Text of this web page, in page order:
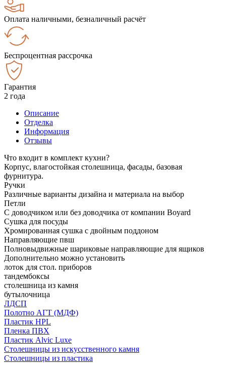
Оплата наличными, безналичный расчёт
Беспроцентная рассрочка
Гарантия
2 года
Описание
Отделка
Информация
Отзывы
Что входит в комплект кухни?
Корпус, влагостойкая столешница, фасады, базовая
фурнитура.
Ручки
Различные варианты дизайна и материала на выбор
Петли
С доводчиком или без доводчика от компании Boyard
Сушка для посуды
Хромированная сушка с двойным поддоном
Направляющие пвш
Полновыдвижные шариковые направляющие для ящиков
Дополнительно можно установить
лоток для стол. приборов
тандембоксы
столешница из камня
бутылочница
ЛДСП
Полотно АГТ (МДФ)
Пластик HPL
Пленка ПВХ
Пластик Alvic Luxe
Столешницы из искусственного камня
Столешницы из пластика